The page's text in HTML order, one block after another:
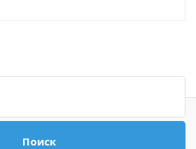
Поиск